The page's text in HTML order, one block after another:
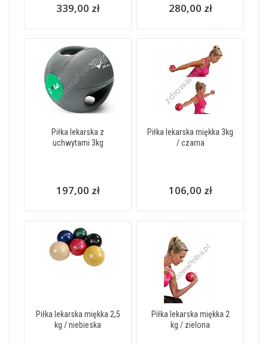
339,00 zł 280,00 zł
Piłka lekarska z
uchwytami 3kg
197,00 zł
Piłka lekarska miękka 3kg
/ czarna
106,00 zł
Piłka lekarska miękka 2,5
kg / niebieska
Piłka lekarska miękka 2
kg / zielona